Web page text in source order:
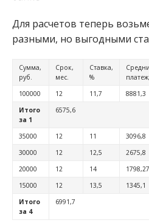
Для расчетов теперь
разными, но выгодными
Сумма,
руб.
Срок,
мес.
Ставка,
%
100000
12 11,7 8881,3
Итого
за 1
6575,6
35000 12 11 3096,8
30000
12 12,5 2675,8
20000
12 14 1798,27
15000
12 13,5 1345,1
Итого
за 4
6991,7